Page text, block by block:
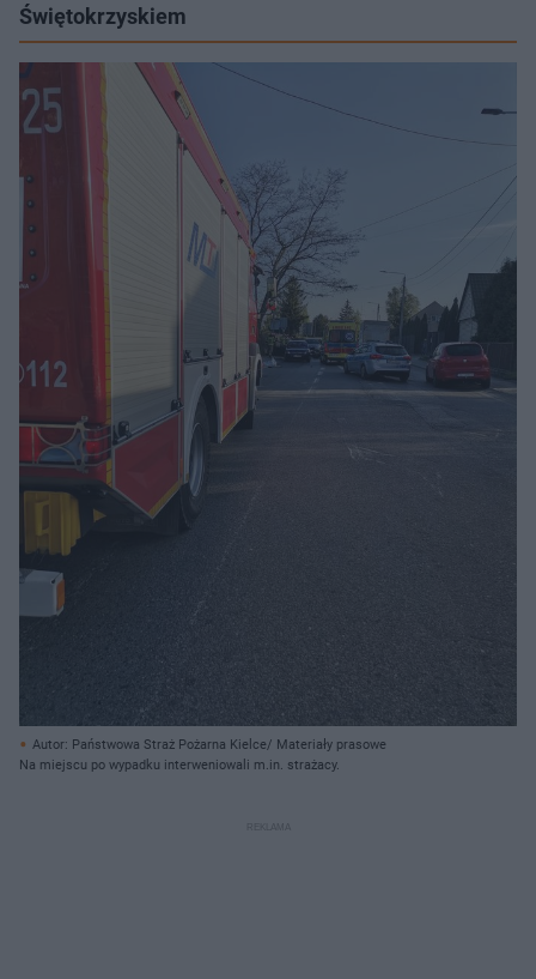
Świętokrzyskiem
Autor: Państwowa Straż Pożarna Kielce/ Materiały prasowe
Na miejscu po wypadku interweniowali m.in. strażacy.